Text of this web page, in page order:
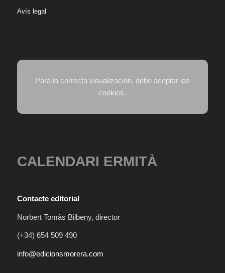
Avís legal
Para la correcta visualización, debe aceptar las
cookies.
CALENDARI ERMITÀ
Contacte editorial
Norbert Tomàs Bilbeny, director
(+34) 654 509 490
info@edicionsmorera.com